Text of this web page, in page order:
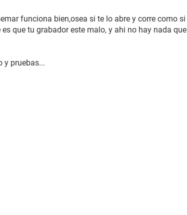
funciona bien,osea si te lo abre y corre como si
que tu grabador este malo, y ahi no hay nada que
y pruebas...